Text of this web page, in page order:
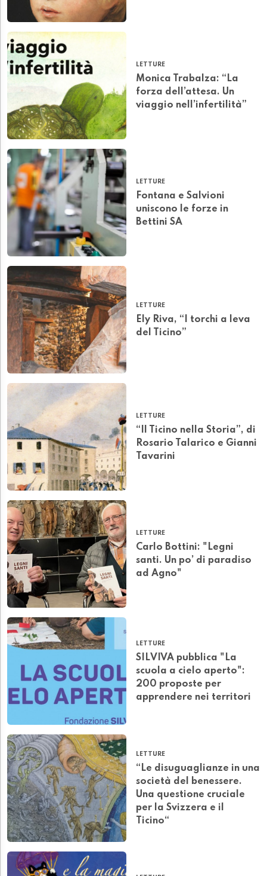
LETTURE
Monica Trabalza: “La
forza dell’attesa. Un
viaggio nell’infertilità”
LETTURE
Fontana e Salvioni
uniscono le forze in
Bettini SA
LETTURE
Ely Riva, “I torchi a leva
del Ticino”
LETTURE
“Il Ticino nella Storia”, di
Rosario Talarico e Gianni
Tavarini
LETTURE
Carlo Bottini: "Legni
santi. Un po’ di paradiso
ad Agno"
LETTURE
SILVIVA pubblica "La
scuola a cielo aperto":
200 proposte per
apprendere nei territori
LETTURE
“Le disuguaglianze in una
società del benessere.
Una questione cruciale
per la Svizzera e il
Ticino“